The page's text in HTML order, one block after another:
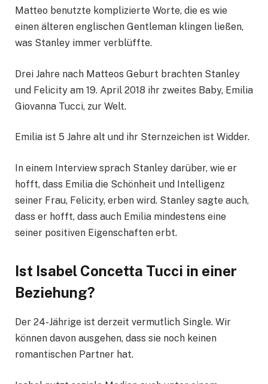
Matteo benutzte komplizierte Worte, die es wie
einen älteren englischen Gentleman klingen ließen,
was Stanley immer verblüffte.
Drei Jahre nach Matteos Geburt brachten Stanley
und Felicity am 19. April 2018 ihr zweites Baby, Emilia
Giovanna Tucci, zur Welt.
Emilia ist 5 Jahre alt und ihr Sternzeichen ist Widder.
In einem Interview sprach Stanley darüber, wie er
hofft, dass Emilia die Schönheit und Intelligenz
seiner Frau, Felicity, erben wird. Stanley sagte auch,
dass er hofft, dass auch Emilia mindestens eine
seiner positiven Eigenschaften erbt.
Ist Isabel Concetta Tucci in einer
Beziehung?
Der 24-Jährige ist derzeit vermutlich Single. Wir
können davon ausgehen, dass sie noch keinen
romantischen Partner hat.